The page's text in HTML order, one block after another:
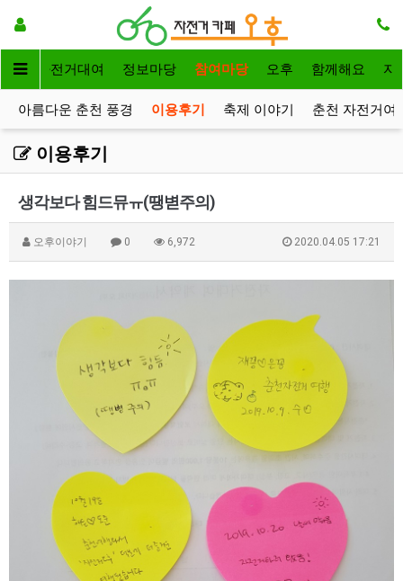
인 자전거대여 정보마당 참여마당 오후 함께해요 자
아름다운 춘천 풍경 이용후기 축제 이야기 춘천 자전거여
이용후기
생각보다 힘드뮤ㅠ(땡볃주의)
오후이야기 0 6,972 2020.04.05 17:21